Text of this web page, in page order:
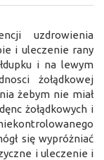
uzdrowienia
i uleczenie rany
i na lewym
żołądkowej
żebym nie miał
żołądkowych i
się wypróżniać
i uleczenie i